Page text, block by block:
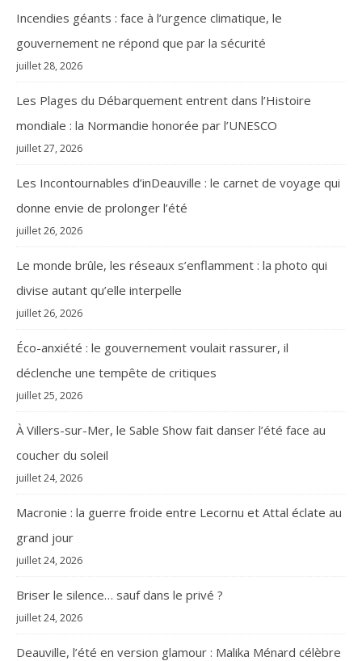
Incendies géants : face à l’urgence climatique, le
gouvernement ne répond que par la sécurité
juillet 28, 2026
Les Plages du Débarquement entrent dans l’Histoire
mondiale : la Normandie honorée par l’UNESCO
juillet 27, 2026
Les Incontournables d’inDeauville : le carnet de voyage qui
donne envie de prolonger l’été
juillet 26, 2026
Le monde brûle, les réseaux s’enflamment : la photo qui
divise autant qu’elle interpelle
juillet 26, 2026
Éco-anxiété : le gouvernement voulait rassurer, il
déclenche une tempête de critiques
juillet 25, 2026
À Villers-sur-Mer, le Sable Show fait danser l’été face au
coucher du soleil
juillet 24, 2026
Macronie : la guerre froide entre Lecornu et Attal éclate au
grand jour
juillet 24, 2026
Briser le silence… sauf dans le privé ?
juillet 24, 2026
Deauville, l’été en version glamour : Malika Ménard célèbre